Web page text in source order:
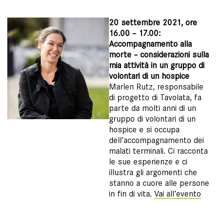
20 settembre 2021, ore
16.00 – 17.00:
Accompagnamento alla
morte – considerazioni sulla
mia attività in un gruppo di
volontari di un hospice
Marlen Rutz, responsabile
di progetto di Tavolata, fa
parte da molti anni di un
gruppo di volontari di un
hospice e si occupa
dell’accompagnamento dei
malati terminali. Ci racconta
le sue esperienze e ci
illustra gli argomenti che
stanno a cuore alle persone
in fin di vita. Vai all’evento